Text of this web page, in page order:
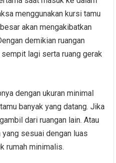
menggunakan kursi tamu
akan mengakibatkan
demikian ruangan
lagi serta ruang gerak
dengan ukuran minimal
banyak yang datang. Jika
dari ruangan lain. Atau
sesuai dengan luas
rumah minimalis.